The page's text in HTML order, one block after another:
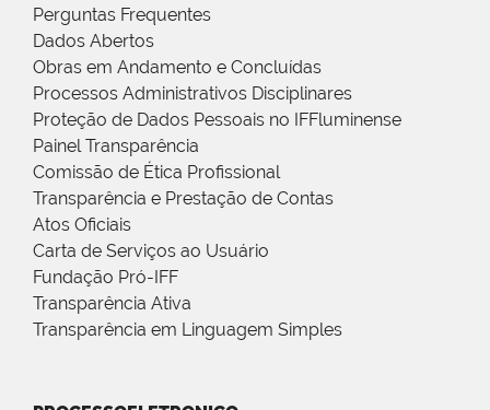
Perguntas Frequentes
Dados Abertos
Obras em Andamento e Concluídas
Processos Administrativos Disciplinares
Proteção de Dados Pessoais no IFFluminense
Painel Transparência
Comissão de Ética Profissional
Transparência e Prestação de Contas
Atos Oficiais
Carta de Serviços ao Usuário
Fundação Pró-IFF
Transparência Ativa
Transparência em Linguagem Simples